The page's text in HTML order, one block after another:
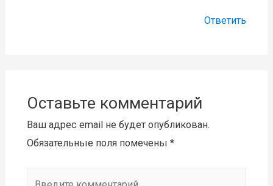
Ответить
Оставьте комментарий
Ваш адрес email не будет опубликован.
Обязательные поля помечены *